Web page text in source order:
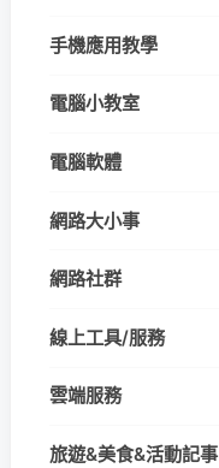
手機應用教學
電腦小教室
電腦軟體
網路大小事
網路社群
線上工具/服務
雲端服務
旅遊&美食&活動記事